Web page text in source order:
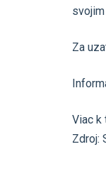
Za
Viac k
Zdroj: